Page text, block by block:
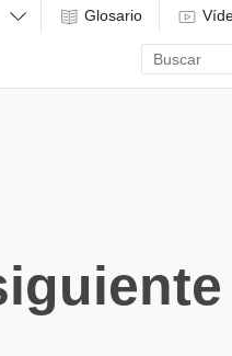
Glosario
Enter
search
term